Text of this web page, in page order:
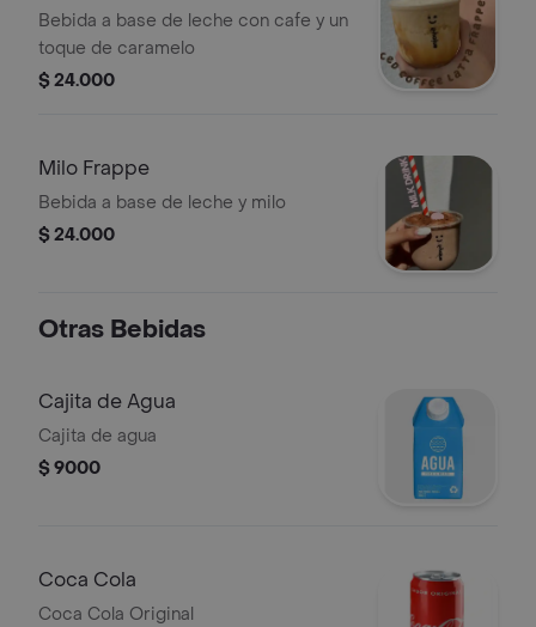
Bebida a base de leche con cafe y un
toque de caramelo
$ 24.000
Milo Frappe
Bebida a base de leche y milo
$ 24.000
Otras Bebidas
Cajita de Agua
Cajita de agua
$ 9000
Coca Cola
Coca Cola Original